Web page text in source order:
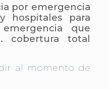
por emergencia
hospitales para
que
cobertura total
al momento de